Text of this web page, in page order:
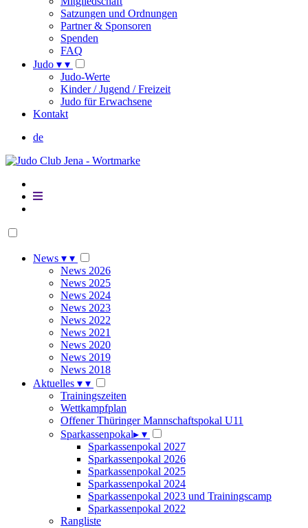
Satzungen und Ordnungen
Partner & Sponsoren
Spenden
FAQ
Judo ▾ ▾
Judo-Werte
Kinder / Jugend / Freizeit
Judo für Erwachsene
Kontakt
de
News ▾ ▾
News 2026
News 2025
News 2024
News 2023
News 2022
News 2021
News 2020
News 2019
News 2018
Aktuelles ▾ ▾
Trainingszeiten
Wettkampfplan
Offener Thüringer Mannschaftspokal U11
Sparkassenpokal▸ ▾
Sparkassenpokal 2027
Sparkassenpokal 2026
Sparkassenpokal 2025
Sparkassenpokal 2024
Sparkassenpokal 2023 und Trainingscamp
Sparkassenpokal 2022
Rangliste